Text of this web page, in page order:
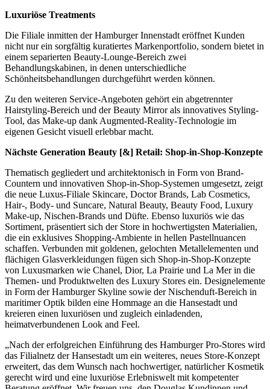
Luxuriöse Treatments
Die Filiale inmitten der Hamburger Innenstadt eröffnet Kunden
nicht nur ein sorgfältig kuratiertes Markenportfolio, sondern bietet in
einem separierten Beauty-Lounge-Bereich zwei
Behandlungskabinen, in denen unterschiedliche
Schönheitsbehandlungen durchgeführt werden können.
Zu den weiteren Service-Angeboten gehört ein abgetrennter
Hairstyling-Bereich und der Beauty Mirror als innovatives Styling-
Tool, das Make-up dank Augmented-Reality-Technologie im
eigenen Gesicht visuell erlebbar macht.
Nächste Generation Beauty [&] Retail: Shop-in-Shop-Konzepte
Thematisch gegliedert und architektonisch in Form von Brand-
Countern und innovativen Shop-in-Shop-Systemen umgesetzt, zeigt
die neue Luxus-Filiale Skincare, Doctor Brands, Lab Cosmetics,
Hair-, Body- und Suncare, Natural Beauty, Beauty Food, Luxury
Make-up, Nischen-Brands und Düfte. Ebenso luxuriös wie das
Sortiment, präsentiert sich der Store in hochwertigsten Materialien,
die ein exklusives Shopping-Ambiente in hellen Pastellnuancen
schaffen. Verbunden mit goldenen, gelochten Metallelementen und
flächigen Glasverkleidungen fügen sich Shop-in-Shop-Konzepte
von Luxusmarken wie Chanel, Dior, La Prairie und La Mer in die
Themen- und Produktwelten des Luxury Stores ein. Designelemente
in Form der Hamburger Skyline sowie der Nischenduft-Bereich in
maritimer Optik bilden eine Hommage an die Hansestadt und
kreieren einen luxuriösen und zugleich einladenden,
heimatverbundenen Look and Feel.
„Nach der erfolgreichen Einführung des Hamburger Pro-Stores wird
das Filialnetz der Hansestadt um ein weiteres, neues Store-Konzept
erweitert, das dem Wunsch nach hochwertiger, natürlicher Kosmetik
gerecht wird und eine luxuriöse Erlebniswelt mit kompetenter